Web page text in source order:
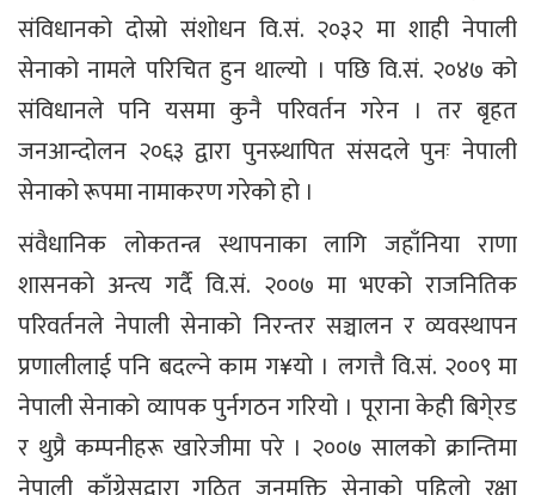
संविधानको दोस्रो संशोधन वि.सं. २०३२ मा शाही नेपाली
सेनाको नामले परिचित हुन थाल्यो । पछि वि.सं. २०४७ को
संविधानले पनि यसमा कुनै परिवर्तन गरेन । तर बृहत
जनआन्दोलन २०६३ द्वारा पुनस्र्थापित संसदले पुनः नेपाली
सेनाको रूपमा नामाकरण गरेको हो ।
संवैधानिक लोकतन्त्र स्थापनाका लागि जहाँनिया राणा
शासनको अन्त्य गर्दै वि.सं. २००७ मा भएको राजनितिक
परिवर्तनले नेपाली सेनाको निरन्तर सञ्चालन र व्यवस्थापन
प्रणालीलाई पनि बदल्ने काम ग¥यो । लगत्तै वि.सं. २००९ मा
नेपाली सेनाको व्यापक पुर्नगठन गरियो । पूराना केही बिगे्रड
र थुप्रै कम्पनीहरू खारेजीमा परे । २००७ सालको क्रान्तिमा